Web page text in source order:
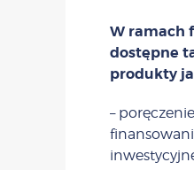
W ramach
dostępne
produkty
– poręczenie